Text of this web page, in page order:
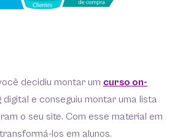
decidiu montar um curso on-
e conseguiu montar uma lista
o seu site. Com esse material em
los em alunos.